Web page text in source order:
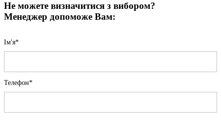
Не можете визначитися з вибором?
Менеджер допоможе Вам:
Iм'я*
Телефон*